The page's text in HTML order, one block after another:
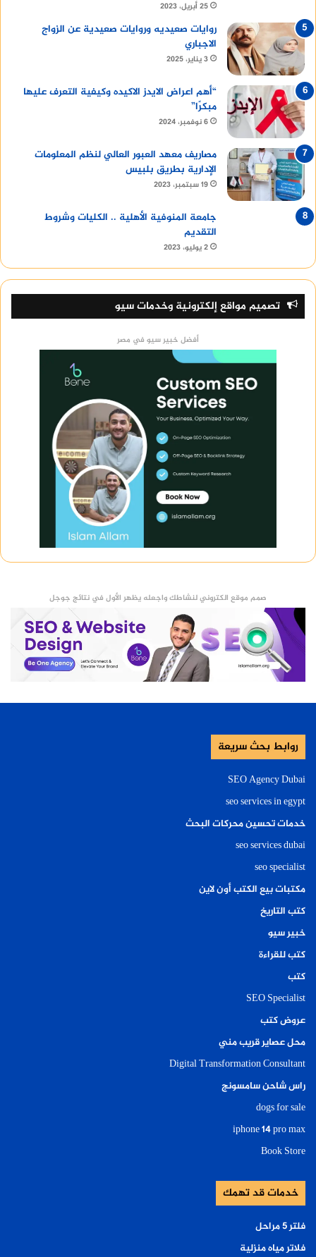
25 أبريل، 2023
روايات صعيديه وروايات صعيدية عن الزواج
الاجباري
3 يناير، 2025
“أهم اعراض الايدز الاكيده وكيفية التعرف عليها
مبكرًا”
6 نوفمبر، 2024
مصاريف معهد العبور العالي لنظم المعلومات
الإدارية بطريق بلبيس
19 سبتمبر، 2023
جامعة المنوفية الأهلية .. الكليات وشروط
التقديم
2 يوليو، 2023
تصميم مواقع إلكترونية وخدمات سيو
أفضل خبير سيو في مصر
صمم موقع الكتروني لنشاطك واجعله يظهر الأول في نتائج جوجل
روابط بحث سريعة
SEO Agency Dubai
seo services in egypt
خدمات تحسين محركات البحث
seo services dubai
seo specialist
مكتبات بيع الكتب أون لاين
كتب التاريخ
خبير سيو
كتب للقراءة
كتب
SEO Specialist
عروض كتب
محل عصاير قريب مني
Digital Transformation Consultant
راس شاحن سامسونج
dogs for sale
iphone 14 pro max
Book Store
خدمات قد تهمك
فلتر ٥ مراحل
فلاتر مياه منزلية